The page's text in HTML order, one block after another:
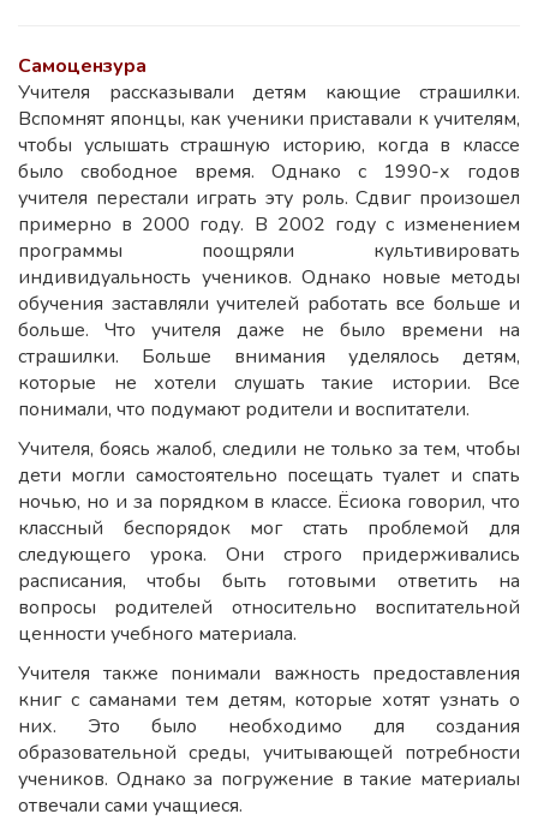
Самоцензура
Учителя рассказывали детям кающие страшилки.
Вспомнят японцы, как ученики приставали к учителям,
чтобы услышать страшную историю, когда в классе
было свободное время. Однако с 1990-х годов
учителя перестали играть эту роль. Сдвиг произошел
примерно в 2000 году. В 2002 году с изменением
программы поощряли культивировать
индивидуальность учеников. Однако новые методы
обучения заставляли учителей работать все больше и
больше. Что учителя даже не было времени на
страшилки. Больше внимания уделялось детям,
которые не хотели слушать такие истории. Все
понимали, что подумают родители и воспитатели.
Учителя, боясь жалоб, следили не только за тем, чтобы
дети могли самостоятельно посещать туалет и спать
ночью, но и за порядком в классе. Ёсиока говорил, что
классный беспорядок мог стать проблемой для
следующего урока. Они строго придерживались
расписания, чтобы быть готовыми ответить на
вопросы родителей относительно воспитательной
ценности учебного материала.
Учителя также понимали важность предоставления
книг с саманами тем детям, которые хотят узнать о
них. Это было необходимо для создания
образовательной среды, учитывающей потребности
учеников. Однако за погружение в такие материалы
отвечали сами учащиеся.